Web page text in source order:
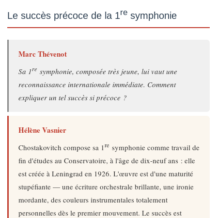
Le succès précoce de la 1re symphonie
Marc Thévenot
Sa 1re symphonie, composée très jeune, lui vaut une
reconnaissance internationale immédiate. Comment
expliquer un tel succès si précoce ?
Hélène Vasnier
Chostakovitch compose sa 1re symphonie comme travail de
fin d'études au Conservatoire, à l'âge de dix-neuf ans : elle
est créée à Leningrad en 1926. L'œuvre est d'une maturité
stupéfiante — une écriture orchestrale brillante, une ironie
mordante, des couleurs instrumentales totalement
personnelles dès le premier mouvement. Le succès est